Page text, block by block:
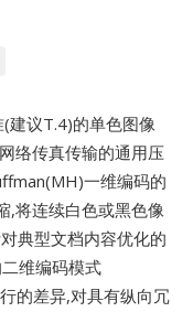
建议T.4)的单色图像
络传真传输的通用压
一维编码的
,将连续白色或黑色像
典型文档内容优化的
维编码模式
的差异,对具有纵向冗